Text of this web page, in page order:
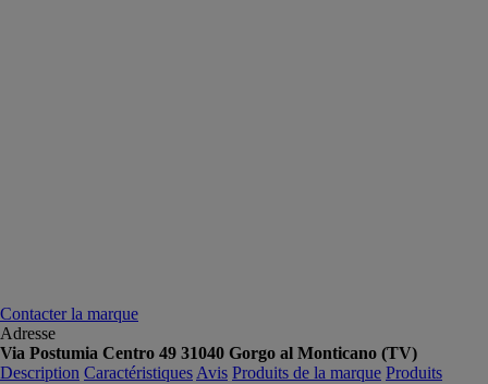
Contacter la marque
Adresse
Via Postumia Centro 49 31040 Gorgo al Monticano (TV)
Description Caractéristiques Avis Produits de la marque Produits